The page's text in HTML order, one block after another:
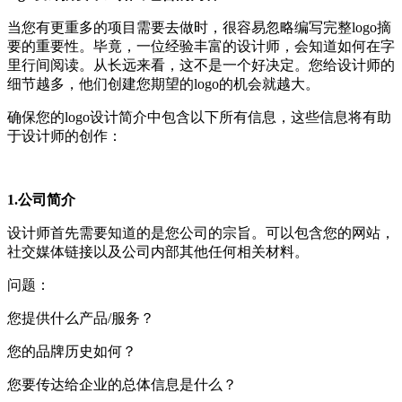
当您有更重多的项目需要去做时，很容易忽略编写完整logo摘
要的重要性。毕竟，一位经验丰富的设计师，会知道如何在字
里行间阅读。从长远来看，这不是一个好决定。您给设计师的
细节越多，他们创建您期望的logo的机会就越大。
确保您的logo设计简介中包含以下所有信息，这些信息将有助
于设计师的创作：
1.公司简介
设计师首先需要知道的是您公司的宗旨。可以包含您的网站，
社交媒体链接以及公司内部其他任何相关材料。
问题：
您提供什么产品/服务？
您的品牌历史如何？
您要传达给企业的总体信息是什么？